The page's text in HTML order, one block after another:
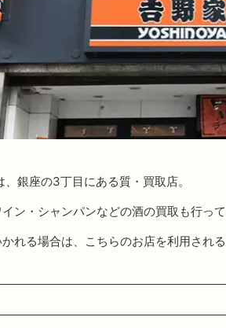
、銀座の3丁目にある質・買取店。
ン・シャンパンなどの酒の買取も行って
れる場合は、こちらのお店を利用される